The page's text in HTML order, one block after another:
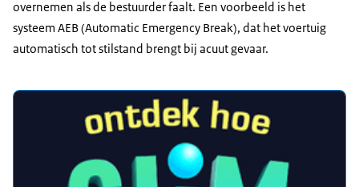
overnemen als de bestuurder faalt. Een voorbeeld is het
systeem AEB (Automatic Emergency Break), dat het voertuig
automatisch tot stilstand brengt bij acuut gevaar.
Uitgelicht